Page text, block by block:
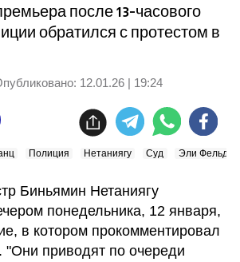
после 13-часового
обратился с протестом в
12.01.26 | 19:24
Полиция Нетаниягу Суд Эли
Биньямин Нетаниягу
понедельника, 12 января,
"Они приводят по очереди